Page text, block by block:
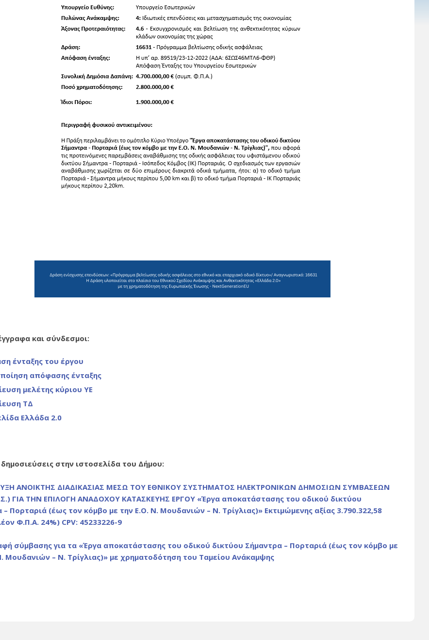
και σύνδεσμοι:
ένταξης του έργου
απόφασης ένταξης
μελέτης κύριου ΥΕ
ΤΔ
Ελλάδα 2.0
δημοσιεύσεις στην ιστοσελίδα του Δήμου:
ΑΝΟΙΚΤΗΣ ΔΙΑΔΙΚΑΣΙΑΣ ΜΕΣΩ ΤΟΥ ΕΘΝΙΚΟΥ ΣΥΣΤΗΜΑΤΟΣ ΗΛΕΚΤΡΟΝΙΚΩΝ ΔΗΜΟΣΙΩΝ ΣΥΜΒΑΣΕΩΝ
ΓΙΑ ΤΗΝ ΕΠΙΛΟΓΗ ΑΝΑΔΟΧΟΥ ΚΑΤΑΣΚΕΥΗΣ ΕΡΓΟΥ «Έργα αποκατάστασης του οδικού δικτύου
– Πορταριά (έως τον κόμβο με την Ε.Ο. Ν. Μουδανιών – Ν. Τρίγλιας)» Εκτιμώμενης αξίας 3.790.322,58
Φ.Π.Α. 24%) CPV: 45233226-9
σύμβασης για τα «Έργα αποκατάστασης του οδικού δικτύου Σήμαντρα – Πορταριά (έως τον κόμβο με
Μουδανιών – Ν. Τρίγλιας)» με χρηματοδότηση του Ταμείου Ανάκαμψης